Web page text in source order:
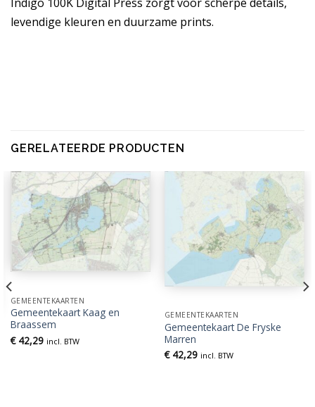
levendige kleuren en duurzame prints.
GERELATEERDE PRODUCTEN
GEMEENTEKAARTEN
Gemeentekaart Kaag en
Braassem
€42,29 incl. BTW
GEMEENTEKAARTEN
Gemeentekaart De Fryske
Marren
€42,29 incl. BTW